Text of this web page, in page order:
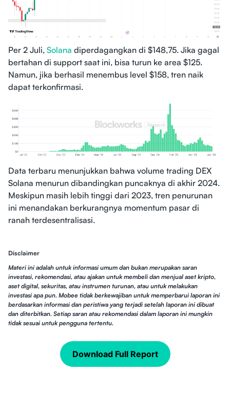
Per 2 Juli, Solana diperdagangkan di $148,75. Jika gagal
bertahan di support saat ini, bisa turun ke area $125.
Namun, jika berhasil menembus level $158, tren naik
dapat terkonfirmasi.
Data terbaru menunjukkan bahwa volume trading DEX
Solana menurun dibandingkan puncaknya di akhir 2024.
Meskipun masih lebih tinggi dari 2023, tren penurunan
ini menandakan berkurangnya momentum pasar di
ranah terdesentralisasi.
Disclaimer
Materi ini adalah untuk informasi umum dan bukan merupakan saran
investasi, rekomendasi, atau ajakan untuk membeli dan menjual aset kripto,
aset digital, sekuritas, atau instrumen turunan, atau untuk melakukan
investasi apa pun. Mobee tidak berkewajiban untuk memperbarui laporan ini
berdasarkan informasi dan peristiwa yang terjadi setelah laporan ini dibuat
dan diterbitkan. Setiap saran atau rekomendasi dalam laporan ini mungkin
tidak sesuai untuk pengguna tertentu.
Download Full Report